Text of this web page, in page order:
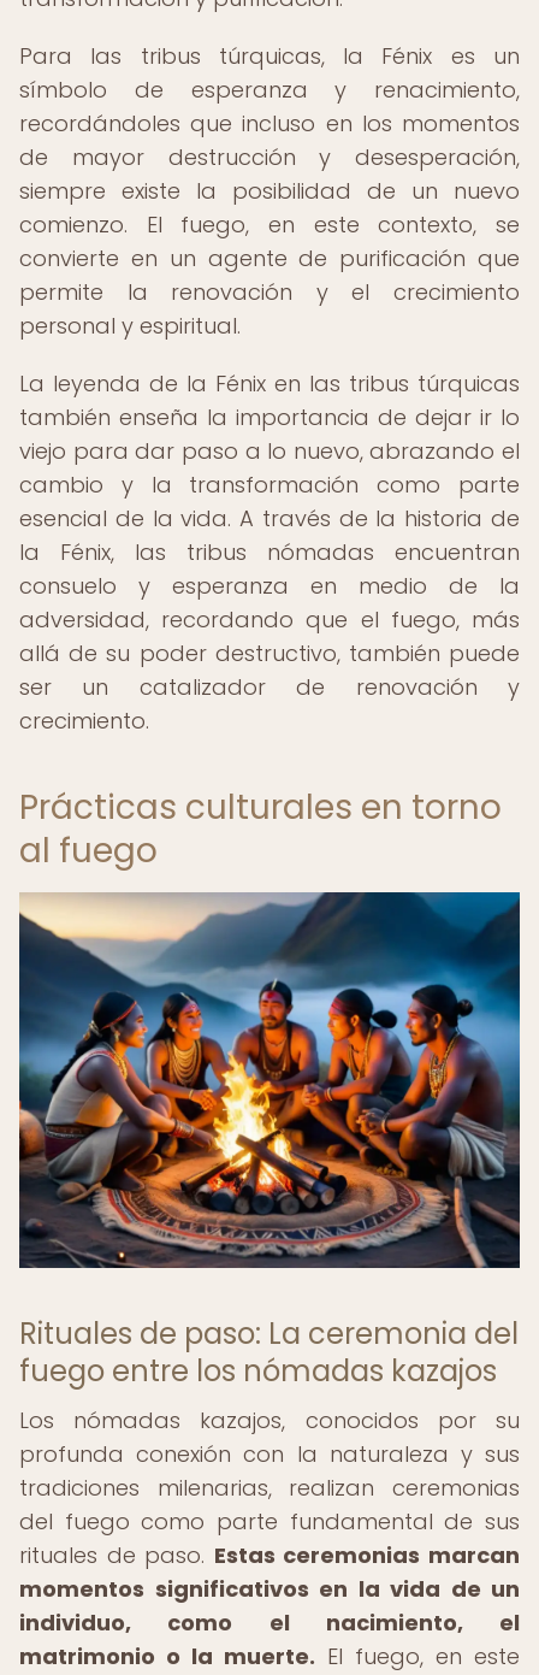
Para las tribus túrquicas, la Fénix es un
símbolo de esperanza y renacimiento,
recordándoles que incluso en los momentos
de mayor destrucción y desesperación,
siempre existe la posibilidad de un nuevo
comienzo. El fuego, en este contexto, se
convierte en un agente de purificación que
permite la renovación y el crecimiento
personal y espiritual.
La leyenda de la Fénix en las tribus túrquicas
también enseña la importancia de dejar ir lo
viejo para dar paso a lo nuevo, abrazando el
cambio y la transformación como parte
esencial de la vida. A través de la historia de
la Fénix, las tribus nómadas encuentran
consuelo y esperanza en medio de la
adversidad, recordando que el fuego, más
allá de su poder destructivo, también puede
ser un catalizador de renovación y
crecimiento.
Prácticas culturales en torno
al fuego
Rituales de paso: La ceremonia del
fuego entre los nómadas kazajos
Los nómadas kazajos, conocidos por su
profunda conexión con la naturaleza y sus
tradiciones milenarias, realizan ceremonias
del fuego como parte fundamental de sus
rituales de paso. Estas ceremonias marcan
momentos significativos en la vida de un
individuo, como el nacimiento, el
matrimonio o la muerte. El fuego, en este